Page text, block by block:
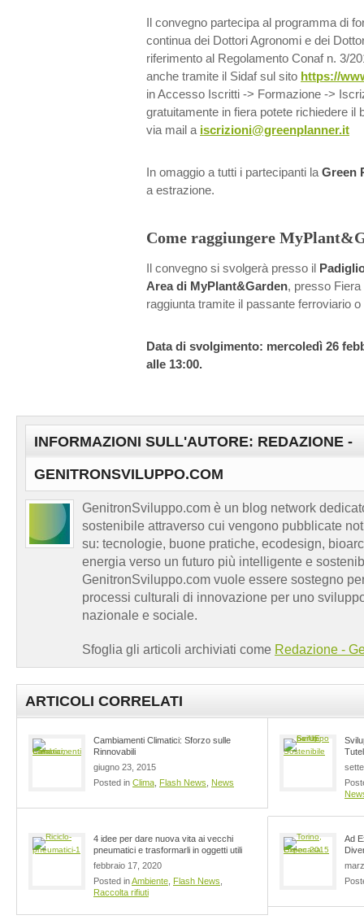
Il convegno partecipa al programma di
continua dei Dottori Agronomi e dei
riferimento al Regolamento Conaf n. 3/
anche tramite il Sidaf sul sito https://
in Accesso Iscritti -> Formazione ->
gratuitamente in fiera potete richiedere il
via mail a iscrizioni@greenplanner.it
In omaggio a tutti i partecipanti la Green
a estrazione.
Come raggiungere
Il convegno si svolgerà presso il
Area di MyPlant&Garden, presso
raggiunta tramite il passante ferroviario
Data di svolgimento: mercoledì 26
alle 13:00.
INFORMAZIONI SULL'AUTORE: REDAZIONE -
GENITRONSVILUPPO.COM
GenitronSviluppo.com è un blog network
sostenibile attraverso cui vengono pubblicate
su: tecnologie, buone pratiche, ecodesign,
energia verso un futuro più intelligente e
GenitronSviluppo.com vuole essere sostegno
processi culturali di innovazione per uno
nazionale e sociale.
Sfoglia gli articoli archiviati come Redazione -
ARTICOLI CORRELATI
Cambiamenti Climatici: Sforzo sulle
Rinnovabili
giugno 23, 2015
Posted in Clima Flash News News
4 idee per dare nuova vita ai vecchi
pneumatici e trasformarli in oggetti utili
febbraio 17, 2020
Posted inAmbiente Flash News
Raccolta rifiuti
Ad